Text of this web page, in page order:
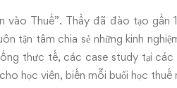
vào Thuế”. Thầy đã đào tạo
tận tâm chia sẻ những kinh
thực tế, các case study tại
học viên, biến mỗi buổi học